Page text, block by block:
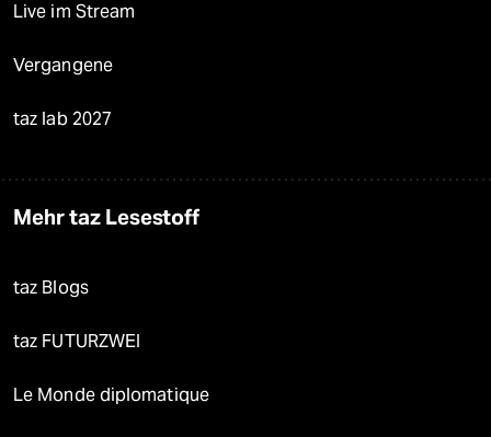
Live im Stream
Vergangene
taz lab 2027
Mehr taz Lesestoff
taz Blogs
taz FUTURZWEI
Le Monde diplomatique